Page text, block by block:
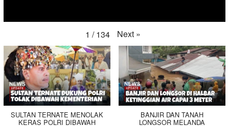
1 / 134 Next »
SULTAN TERNATE MENOLAK
KERAS POLRI DIBAWAH
BANJIR DAN TANAH
LONGSOR MELANDA